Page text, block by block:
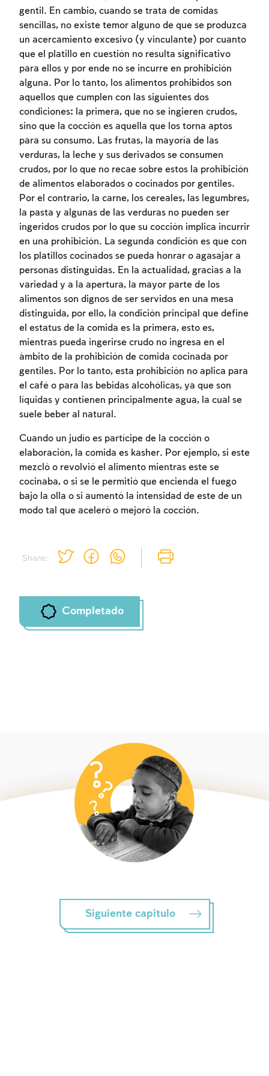
Share:
gentil. En cambio, cuando se trata de comidas
sencillas, no existe temor alguno de que se produzca
un acercamiento excesivo (y vinculante) por cuanto
que el platillo en cuestión no resulta significativo
para ellos y por ende no se incurre en prohibición
alguna. Por lo tanto, los alimentos prohibidos son
aquellos que cumplen con las siguientes dos
condiciones: la primera, que no se ingieren crudos,
sino que la cocción es aquella que los torna aptos
para su consumo. Las frutas, la mayoría de las
verduras, la leche y sus derivados se consumen
crudos, por lo que no recae sobre estos la prohibición
de alimentos elaborados o cocinados por gentiles.
Por el contrario, la carne, los cereales, las legumbres,
la pasta y algunas de las verduras no pueden ser
ingeridos crudos por lo que su cocción implica incurrir
en una prohibición. La segunda condición es que con
los platillos cocinados se pueda honrar o agasajar a
personas distinguidas. En la actualidad, gracias a la
variedad y a la apertura, la mayor parte de los
alimentos son dignos de ser servidos en una mesa
distinguida, por ello, la condición principal que define
el estatus de la comida es la primera, esto es,
mientras pueda ingerirse crudo no ingresa en el
ámbito de la prohibición de comida cocinada por
gentiles. Por lo tanto, esta prohibición no aplica para
el café o para las bebidas alcohólicas, ya que son
líquidas y contienen principalmente agua, la cual se
suele beber al natural.
Cuando un judío es partícipe de la cocción o
elaboración, la comida es kasher. Por ejemplo, si este
mezcló o revolvió el alimento mientras este se
cocinaba, o si se le permitió que encienda el fuego
bajo la olla o si aumentó la intensidad de este de un
modo tal que aceleró o mejoró la cocción.
Completado
Siguiente capitulo